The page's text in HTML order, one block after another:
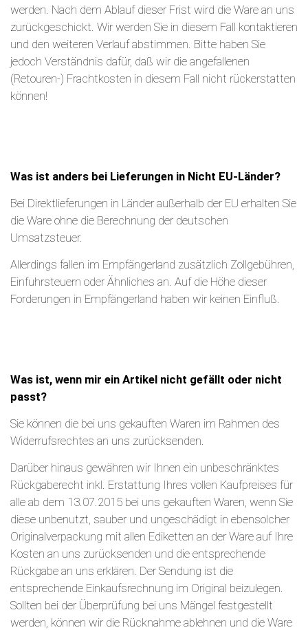
werden. Nach dem Ablauf dieser Frist wird die Ware an uns
zurückgeschickt. Wir werden Sie in diesem Fall kontaktieren
und den weiteren Verlauf abstimmen. Bitte haben Sie
jedoch Verständnis dafür, daß wir die angefallenen
(Retouren-) Frachtkosten in diesem Fall nicht rückerstatten
können!
Was ist anders bei Lieferungen in Nicht EU-Länder?
Bei Direktlieferungen in Länder außerhalb der EU erhalten Sie
die Ware ohne die Berechnung der deutschen
Umsatzsteuer.
Allerdings fallen im Empfängerland zusätzlich Zollgebühren,
Einfuhrsteuern oder Ähnliches an. Auf die Höhe dieser
Forderungen in Empfängerland haben wir keinen Einfluß.
Was ist, wenn mir ein Artikel nicht gefällt oder nicht
passt?
Sie können die bei uns gekauften Waren im Rahmen des
Widerrufsrechtes an uns zurücksenden.
Darüber hinaus gewähren wir Ihnen ein unbeschränktes
Rückgaberecht inkl. Erstattung Ihres vollen Kaufpreises für
alle ab dem 13.07.2015 bei uns gekauften Waren, wenn Sie
diese unbenutzt, sauber und ungeschädigt in ebensolcher
Originalverpackung mit allen Ediketten an der Ware auf Ihre
Kosten an uns zurücksenden und die entsprechende
Rückgabe an uns erklären. Der Sendung ist die
entsprechende Einkaufsrechnung im Original beizulegen.
Sollten bei der Überprüfung bei uns Mängel festgestellt
werden, können wir die Rücknahme ablehnen und die Ware